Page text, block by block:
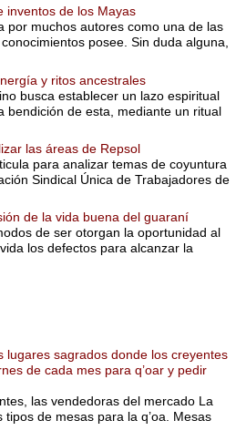
inventos de los Mayas
por muchos autores como una de las
posee. Sin duda alguna,
y ritos ancestrales
busca establecer un lazo espiritual
bendición de esta, mediante un ritual
las áreas de Repsol
para analizar temas de coyuntura
Sindical Única de Trabajadores de
de la vida buena del guaraní
de ser otorgan la oportunidad al
los defectos para alcanzar la
lugares sagrados donde los creyentes
de cada mes para q’oar y pedir
las vendedoras del mercado La
de mesas para la q’oa. Mesas